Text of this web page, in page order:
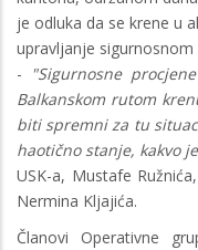
je odluka da se krene u
upravljanje
-
"Sigurnosne
Balkanskom rutom
biti spremni za tu
haotično stanje, kakvo
USK-a, Mustafe
Nermina Kljajića.
Članovi Operativne